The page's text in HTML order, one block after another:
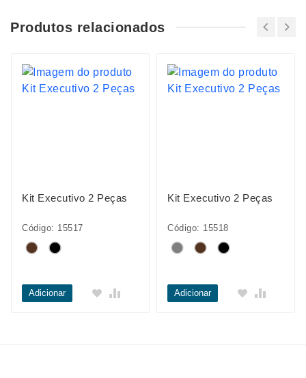
Produtos relacionados
Kit Executivo 2 Peças
Código: 15517
Adicionar
Kit Executivo 2 Peças
Código: 15518
Adicionar